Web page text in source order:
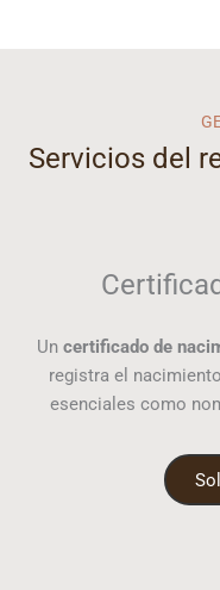
Servicios del
Un certificado de
registra el
esenciales como